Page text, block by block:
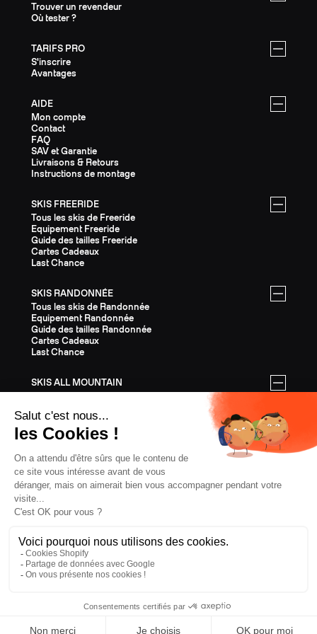
Trouver un revendeur
Où tester ?
TARIFS PRO
S'inscrire
Avantages
AIDE
Mon compte
Contact
FAQ
SAV et Garantie
Livraisons & Retours
Instructions de montage
SKIS FREERIDE
Tous les skis de Freeride
Equipement Freeride
Guide des tailles Freeride
Cartes Cadeaux
Last Chance
SKIS RANDONNÉE
Tous les skis de Randonnée
Equipement Randonnée
Guide des tailles Randonnée
Cartes Cadeaux
Last Chance
SKIS ALL MOUNTAIN
Guide des tailles All Mountain
Cartes Cadeaux
Last Chance
ÉQUIPEMENT
Tout l'Équipement
Casques
Fixations
Bâtons
Couteaux
Textile
Cartes Cadeaux
Last Chance
CONFIDENTIALITÉ CGV MENTIONS LÉGALES
2026 SUÈDE, € EUR